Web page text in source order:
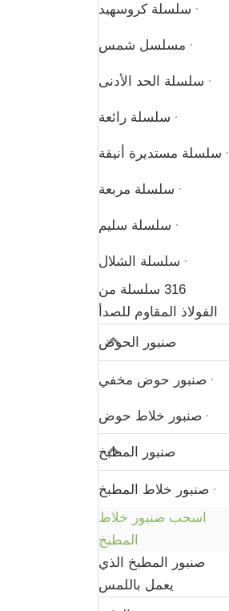
سلسلة كروسهيد
مسلسل شمس
سلسلة الحد الأدنى
سلسلة رائعة
سلسلة مستديرة أنيقة
سلسلة مربعة
سلسلة سليم
سلسلة الشلال
316 سلسلة من
الفولاذ المقاوم للصدأ
صنبور الحوض
صنبور حوض مخفي
صنبور خلاط حوض
صنبور المطبخ
صنبور خلاط المطبخ
اسحب صنبور خلاط
المطبخ
صنبور المطبخ الذي
يعمل باللمس